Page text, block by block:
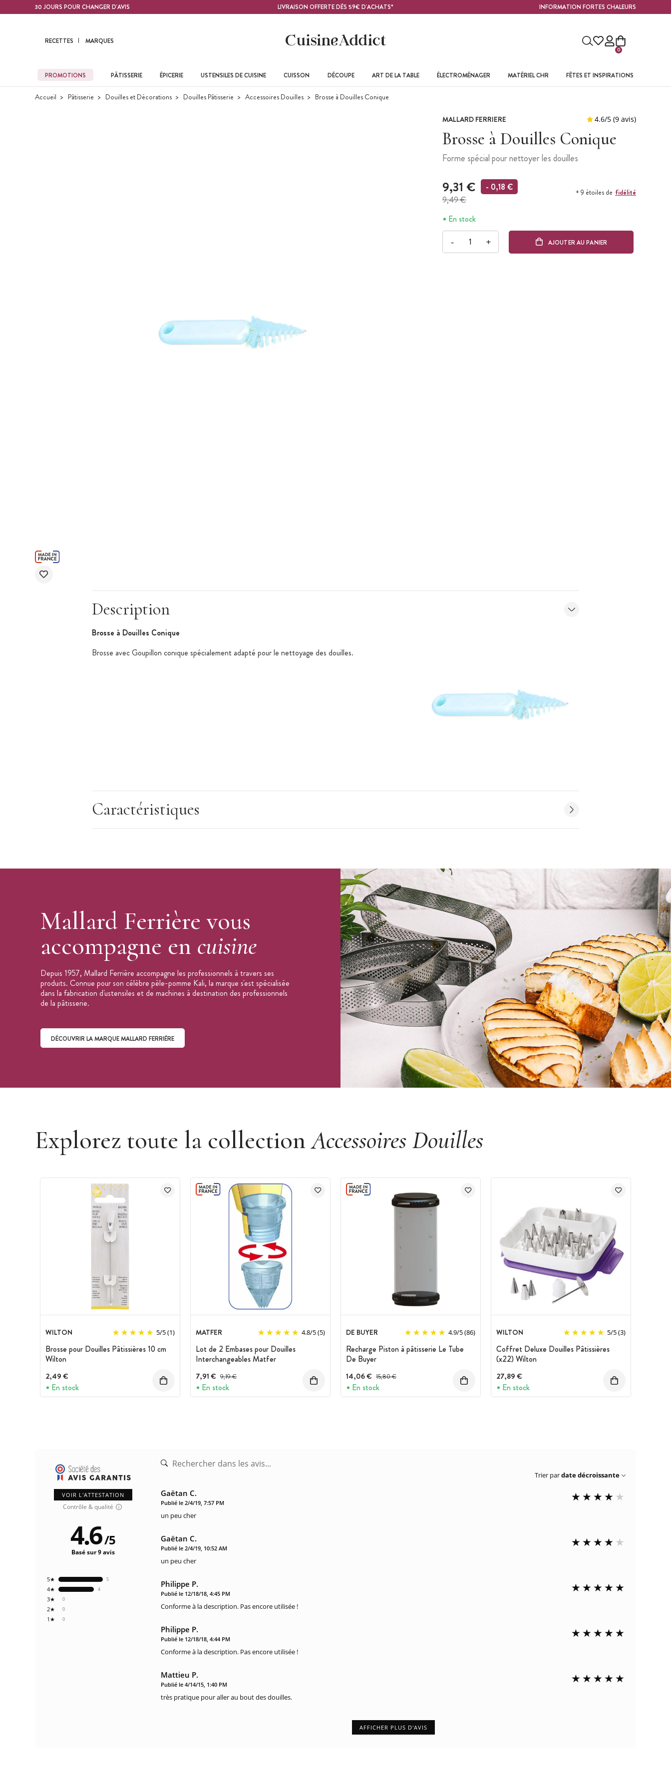
Contenu principal30 JOURS POUR CHANGER D'AVIS LIVRAISON OFFERTE DÈS 59€ D'ACHATS* INFORMATION FORTES CHALEURS
RECETTES MARQUES
0
PROMOTIONS PÂTISSERIE ÉPICERIE USTENSILES DE CUISINE CUISSON DÉCOUPE ART DE LA TABLE ÉLECTROMÉNAGER MATÉRIEL CHR FÊTES ET INSPIRATIONS
Accueil Pâtisserie Douilles et Décorations Douilles Pâtisserie Accessoires Douilles Brosse à Douilles Conique
MALLARD FERRIERE
Brosse à Douilles Conique
Forme spécial pour nettoyer les douilles
9,31 €
9,49 €
- 0,18 € + 9 étoiles de fidélité
En stock
- + AJOUTER AU PANIER
Description
Brosse à Douilles Conique
Brosse avec Goupillon conique spécialement adapté pour le nettoyage des douilles.
Caractéristiques
Mallard Ferrière vous
accompagne en cuisine
Depuis 1957, Mallard Ferrière accompagne les professionnels à travers ses
produits. Connue pour son célèbre pèle-pomme Kali, la marque s'est spécialisée
dans la fabrication d'ustensiles et de machines à destination des professionnels
de la pâtisserie.
DÉCOUVRIR LA MARQUE MALLARD FERRIÈRE
Explorez toute la collectionAccessoires Douilles
WILTON 5/5(1)
Brosse pour Douilles Pâtissières 10 cm
Wilton
2,49 €
En stock
MATFER 4.8/5(5)
Lot de 2 Embases pour Douilles
Interchangeables Matfer
7,91 € Prix avant réduction :
9,19 €
En stock
DE BUYER 4.9/5(86)
Recharge Piston à pâtisserie Le Tube
De Buyer
14,06 € Prix avant réduction :
15,80 €
En stock
WILTON 5/5(3)
Coffret Deluxe Douilles Pâtissières
(x22) Wilton
27,89 €
En stock
VOIR L'ATTESTATION
Contrôle & qualité
0
1★
0
2★
0
3★
4
4★
5
5★
4.6/5
Basé sur 9 avis
Trier pardate décroissante
Gaëtan C.
Publié le 2/4/19, 7:57 PM
un peu cher
Gaëtan C.
Publié le 2/4/19, 10:52 AM
un peu cher
Philippe P.
Publié le 12/18/18, 4:45 PM
Conforme à la description. Pas encore utilisée !
Philippe P.
Publié le 12/18/18, 4:44 PM
Conforme à la description. Pas encore utilisée !
Mattieu P.
Publié le 4/14/15, 1:40 PM
très pratique pour aller au bout des douilles.
AFFICHER PLUS D'AVIS